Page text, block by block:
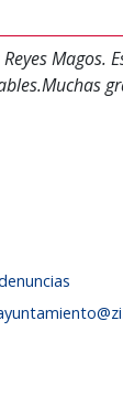
Magos.